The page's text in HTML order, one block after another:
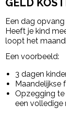
GELD
Een dag
Heeft je kind
loopt het
Een voorbeeld:
3 dagen
Maandelijkse
Opzegging te
een volledige